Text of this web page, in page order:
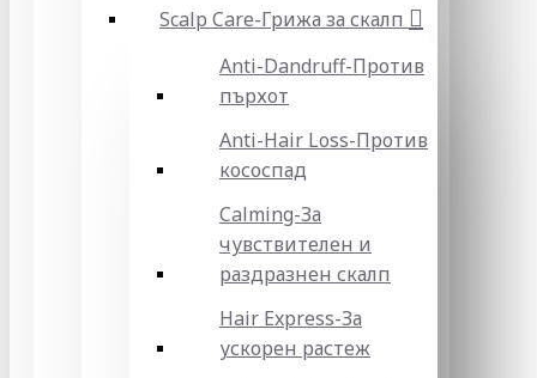
Scalp Care-Грижа за скалп
Anti-Dandruff-Против
пърхот
Anti-Hair Loss-Против
кососпад
Calming-За
чувствителен и
раздразнен скалп
Hair Express-За
ускорен растеж